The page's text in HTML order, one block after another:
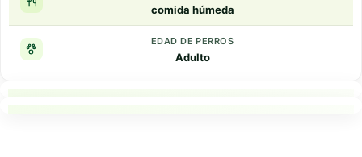
comida húmeda
EDAD DE PERROS
Adulto